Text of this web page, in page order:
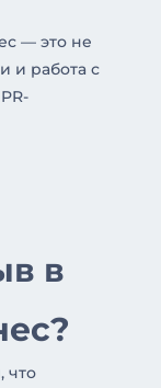
— это не
и работа с
в
что